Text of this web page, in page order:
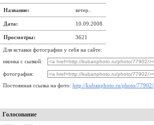
Название: ветер..
Дата: 10.09.2008
Просмотры: 3621
Для вставки фотографии у себя на сайте:
иконка с сылкой:
фотография:
Постоянная ссылка на фото: http://kubanphoto.ru/photo/77902/
Голосование